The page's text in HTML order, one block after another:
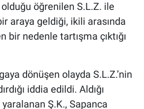
öğrenilen S.L.Z. ile
araya geldiği, ikili arasında
bir nedenle tartışma çıktığı
dönüşen olayda S.L.Z.’nin
iddia edildi. Aldığı
Ş.K., Sapanca